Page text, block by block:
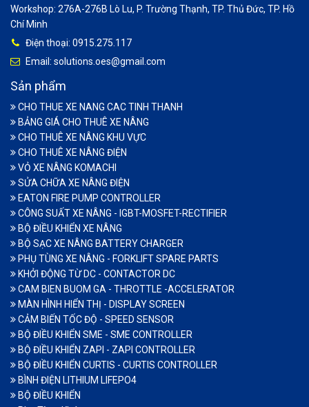
Workshop: 276A-276B Lò Lu, P. Trường Thạnh, TP. Thủ Đức, TP. Hồ
Chí Minh
Điện thoại: 0915.275.117
Email: solutions.oes@gmail.com
Sản phẩm
CHO THUE XE NANG CAC TINH THANH
BẢNG GIÁ CHO THUÊ XE NÂNG
CHO THUÊ XE NÂNG KHU VỰC
CHO THUÊ XE NÂNG ĐIỆN
VỎ XE NÂNG KOMACHI
SỬA CHỮA XE NÂNG ĐIỆN
EATON FIRE PUMP CONTROLLER
CÔNG SUẤT XE NÂNG - IGBT-MOSFET-RECTIFIER
BỘ ĐIỀU KHIỂN XE NÂNG
BỘ SẠC XE NÂNG BATTERY CHARGER
PHỤ TÙNG XE NÂNG - FORKLIFT SPARE PARTS
KHỞI ĐỘNG TỪ DC - CONTACTOR DC
CAM BIEN BUOM GA - THROTTLE -ACCELERATOR
MÀN HÌNH HIỂN THỊ - DISPLAY SCREEN
CẢM BIẾN TỐC ĐỘ - SPEED SENSOR
BỘ ĐIỀU KHIỂN SME - SME CONTROLLER
BỘ ĐIỀU KHIỂN ZAPI - ZAPI CONTROLLER
BỘ ĐIỀU KHIỂN CURTIS - CURTIS CONTROLLER
BÌNH ĐIỆN LITHIUM LIFEPO4
BỘ ĐIỀU KHIỂN